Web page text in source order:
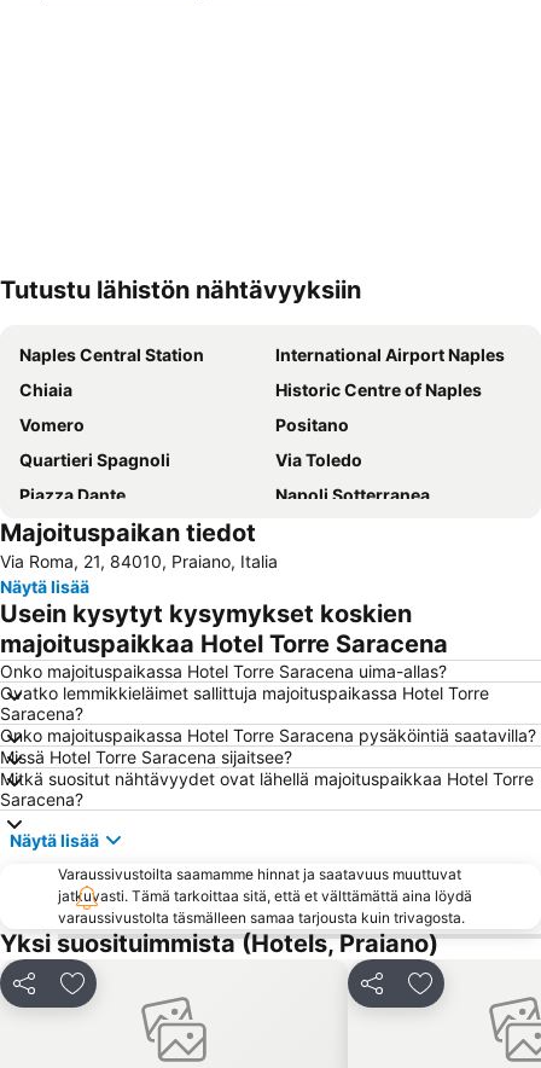
Tutustu lähistön nähtävyyksiin
Naples Central Station
International Airport Naples
Chiaia
Historic Centre of Naples
Vomero
Positano
Quartieri Spagnoli
Via Toledo
Piazza Dante
Napoli Sotterranea
Porto
Porto di Napoli
Duomo di Amalfi
Marina Grande
Posillipo
Pendino
Piazza Tasso
Piazza del Plebiscito
Spaccanapoli
Marina Corricella
Ponticelli
Galleria Umberto I
Porto di Sorrento
Piazza Bellini
Castel Nuovo
Marina Grande
Via Tribunali
Funiculare di Mergellina
Duomo di San Gennaro
Via Chiaia
Nocelle
Salerno Harbour
Centro storico
Castel dell'Ovo
Palazzo Reale
Marina Piccola
Lungomare Caracciolo
San Paolo Stadium
Majoituspaikan tiedot
Via Roma, 21, 84010, Praiano, Italia
Näytä lisää
Usein kysytyt kysymykset koskien
majoituspaikkaa Hotel Torre Saracena
Onko majoituspaikassa Hotel Torre Saracena uima-allas?
Ovatko lemmikkieläimet sallittuja majoituspaikassa Hotel Torre
Saracena?
Onko majoituspaikassa Hotel Torre Saracena pysäköintiä saatavilla?
Missä Hotel Torre Saracena sijaitsee?
Mitkä suositut nähtävyydet ovat lähellä majoituspaikkaa Hotel Torre
Saracena?
Näytä lisää
Varaussivustoilta saamamme hinnat ja saatavuus muuttuvat
jatkuvasti. Tämä tarkoittaa sitä, että et välttämättä aina löydä
varaussivustolta täsmälleen samaa tarjousta kuin trivagosta.
Yksi suosituimmista (Hotels, Praiano)
Jaa Lisää suosikkeihin Jaa Lisää